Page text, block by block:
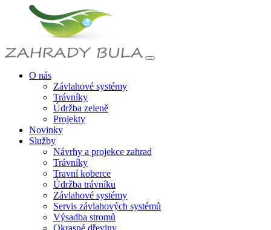
O nás
Závlahové systémy
Trávníky
Údržba zeleně
Projekty
Novinky
Služby
Návrhy a projekce zahrad
Trávníky
Travní koberce
Údržba trávníku
Závlahové systémy
Servis závlahových systémů
Výsadba stromů
Okrasné dřeviny